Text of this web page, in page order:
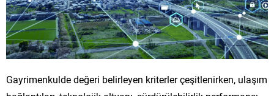
Gayrimenkulde değeri belirleyen kriterler çeşitlenirken, ulaşım